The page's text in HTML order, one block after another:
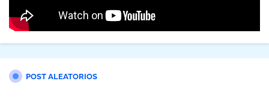
POST ALEATORIOS